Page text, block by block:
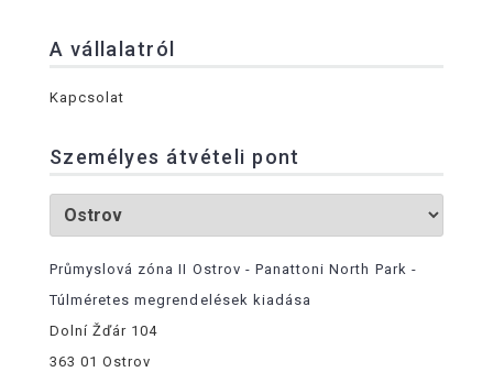
A vállalatról
Kapcsolat
Személyes átvételi pont
Průmyslová zóna II Ostrov - Panattoni North Park -
Túlméretes megrendelések kiadása
Dolní Žďár 104
363 01 Ostrov